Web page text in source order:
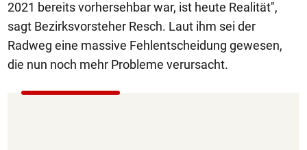
2021 bereits vorhersehbar war, ist heute Realität",
sagt Bezirksvorsteher Resch. Laut ihm sei der
Radweg eine massive Fehlentscheidung gewesen,
die nun noch mehr Probleme verursacht.